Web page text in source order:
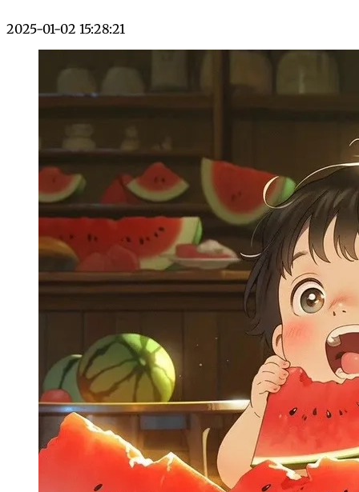
2025-01-02 15:28:21